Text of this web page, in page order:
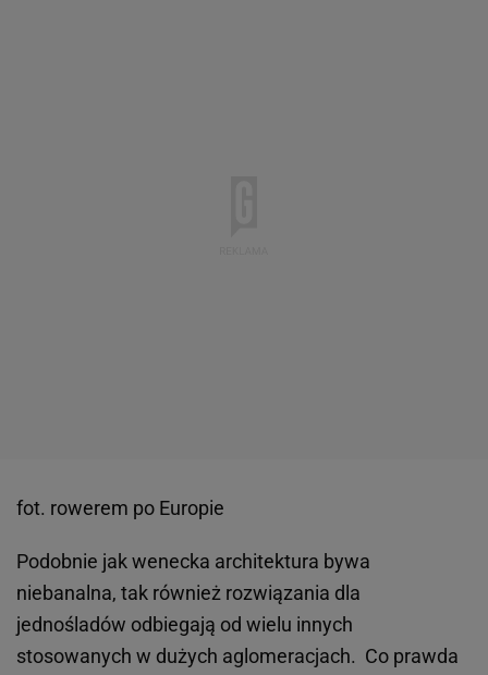
fot. rowerem po Europie
Podobnie jak wenecka architektura bywa
niebanalna, tak również rozwiązania dla
jednośladów odbiegają od wielu innych
stosowanych w dużych aglomeracjach. Co prawda